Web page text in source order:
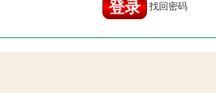
找回密码